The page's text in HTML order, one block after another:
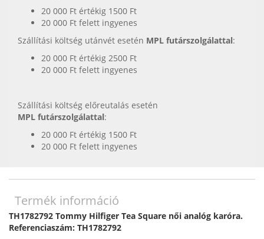
20 000 Ft értékig 1500 Ft
20 000 Ft felett ingyenes
Szállítási költség utánvét esetén MPL futárszolgálattal:
20 000 Ft értékig 2500 Ft
20 000 Ft felett ingyenes
Szállítási költség előreutalás esetén
MPL futárszolgálattal:
20 000 Ft értékig 1500 Ft
20 000 Ft felett ingyenes
Termék információ
TH1782792 Tommy Hilfiger Tea Square női analóg karóra.
Referenciaszám: TH1782792